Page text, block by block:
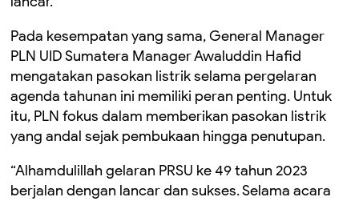
Pada kesempatan yang sama, General Manager
PLN UID Sumatera Manager Awaluddin Hafid
mengatakan pasokan listrik selama pergelaran
agenda tahunan ini memiliki peran penting. Untuk
itu, PLN fokus dalam memberikan pasokan listrik
yang andal sejak pembukaan hingga penutupan.
“Alhamdulillah gelaran PRSU ke 49 tahun 2023
berjalan dengan lancar dan sukses. Selama acara